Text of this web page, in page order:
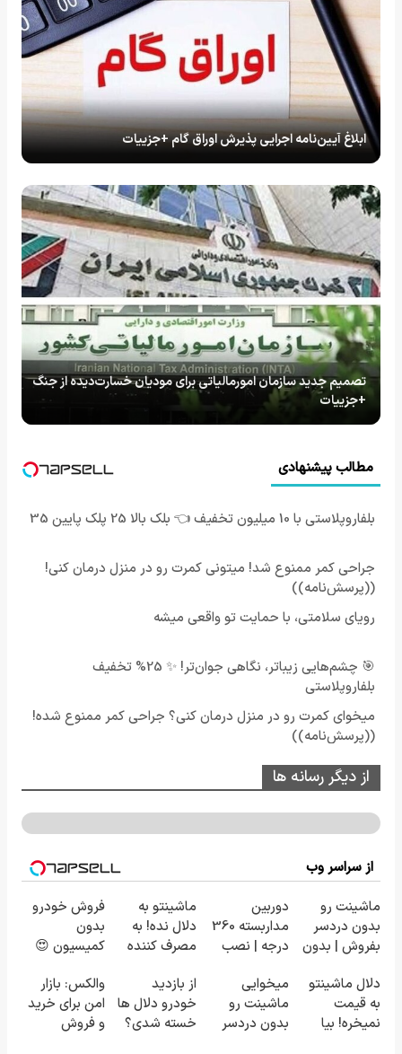
ابلاغ آیین‌نامه اجرایی پذیرش اوراق گام +جزییات
تصمیم جدید سازمان امورمالیاتی برای مودیان خسارت‌دیده از جنگ‌
+جزییات
مطالب پیشنهادی
بلفاروپلاستی با 10 میلیون تخفیف 👈 بلک بالا 25 پلک پایین 35
جراحی کمر ممنوع شد! میتونی کمرت رو در منزل درمان کنی!
((پرسش‌نامه))
رویای سلامتی، با حمایت تو واقعی میشه
🎯 چشم‌هایی زیباتر، نگاهی جوان‌تر! ✨ 25% تخفیف
بلفاروپلاستی
میخوای کمرت رو در منزل درمان کنی؟ جراحی کمر ممنوع شده!
((پرسش‌نامه))
از دیگر رسانه ها
از سراسر وب
ماشینت رو
بدون دردسر
بفروش | بدون
دوربین
مداربسته 360
درجه | نصب
ماشینتو به
دلال نده! به
مصرف کننده
پاسخ به یک
تماس
فروش خودرو
بدون
کمیسیون 😍
دلال ماشینتو
به قیمت
نمیخره! بیا
میخوایی
ماشینت رو
بدون دردسر
از بازدید
خودرو دلال ها
خسته شدی؟
والکس: بازار
امن برای خرید
و فروش